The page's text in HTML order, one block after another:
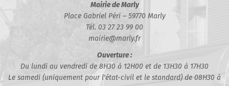
Mairie de Marly
Place Gabriel Péri – 59770 Marly
Tél. 03 27 23 99 00
mairie@marly.fr
Ouverture :
Du lundi au vendredi de 8H30 à 12H00 et de 13H30 à 17H30
Le samedi (uniquement pour l'état-civil et le standard) de 08H30 à